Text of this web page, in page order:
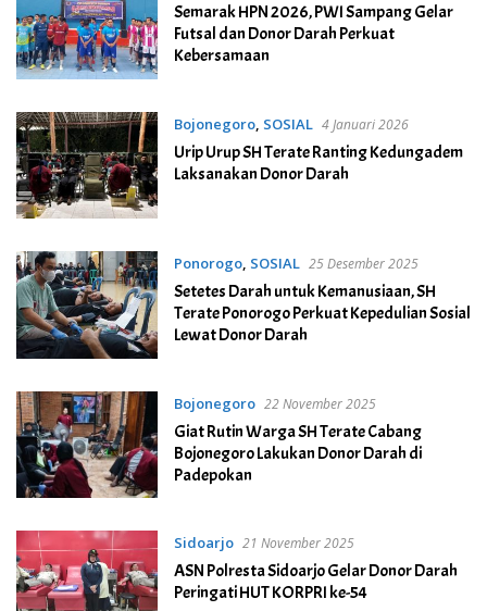
Semarak HPN 2026, PWI Sampang Gelar
Futsal dan Donor Darah Perkuat
Kebersamaan
Bojonegoro, SOSIAL 4 Januari 2026
Urip Urup SH Terate Ranting Kedungadem
Laksanakan Donor Darah
Ponorogo, SOSIAL 25 Desember 2025
Setetes Darah untuk Kemanusiaan, SH
Terate Ponorogo Perkuat Kepedulian Sosial
Lewat Donor Darah
Bojonegoro 22 November 2025
Giat Rutin Warga SH Terate Cabang
Bojonegoro Lakukan Donor Darah di
Padepokan
Sidoarjo 21 November 2025
ASN Polresta Sidoarjo Gelar Donor Darah
Peringati HUT KORPRI ke-54